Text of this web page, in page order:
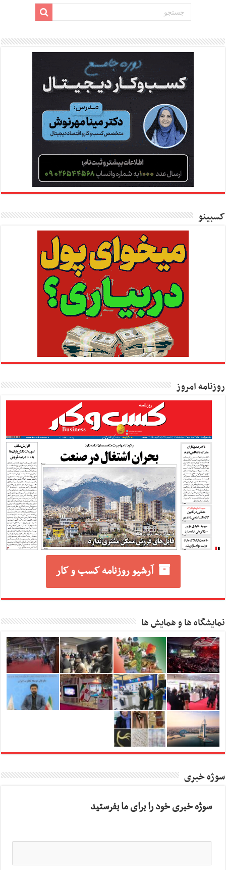
کسبینو
روزنامه امروز
آرشیو روزنامه کسب و کار
نمایشگاه ها و همایش ها
سوژه خبری
سوژه خبری خود را برای ما بفرستید